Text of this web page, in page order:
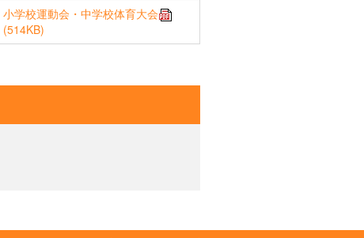
小学校運動会・中学校体育大会
(514KB)